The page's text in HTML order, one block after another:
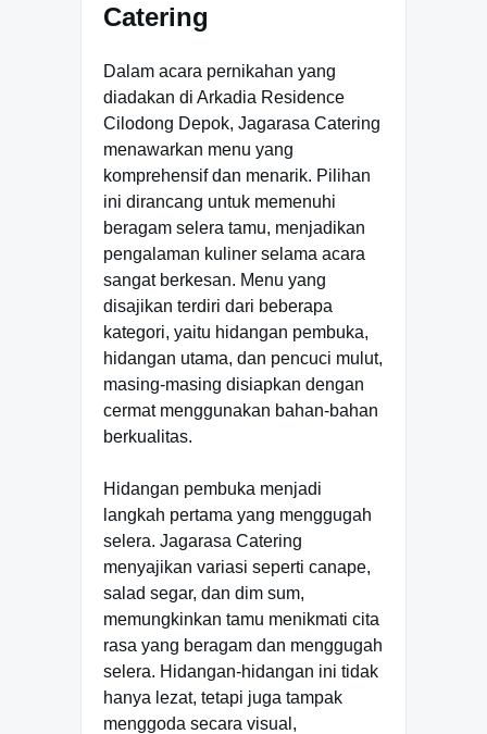
Catering
Dalam acara pernikahan yang
diadakan di Arkadia Residence
Cilodong Depok, Jagarasa Catering
menawarkan menu yang
komprehensif dan menarik. Pilihan
ini dirancang untuk memenuhi
beragam selera tamu, menjadikan
pengalaman kuliner selama acara
sangat berkesan. Menu yang
disajikan terdiri dari beberapa
kategori, yaitu hidangan pembuka,
hidangan utama, dan pencuci mulut,
masing-masing disiapkan dengan
cermat menggunakan bahan-bahan
berkualitas.
Hidangan pembuka menjadi
langkah pertama yang menggugah
selera. Jagarasa Catering
menyajikan variasi seperti canape,
salad segar, dan dim sum,
memungkinkan tamu menikmati cita
rasa yang beragam dan menggugah
selera. Hidangan-hidangan ini tidak
hanya lezat, tetapi juga tampak
menggoda secara visual,